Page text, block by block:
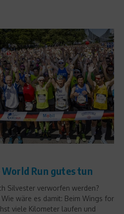
Run gutes tun
Silvester verworfen werden?
wäre es damit: Beim Wings for
viele Kilometer laufen und